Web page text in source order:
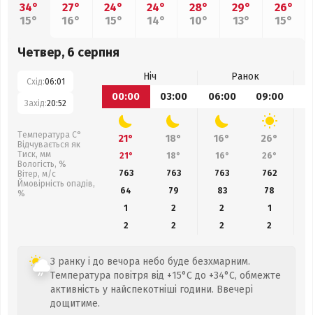
34°
15°
27°
16°
24°
15°
24°
14°
28°
10°
29°
13°
26°
15°
Четвер, 6 серпня
Схід:06:01
Захід:20:52
Температура С°
Відчувається як
Тиск, мм
Вологість, %
Вітер, м/с
Ймовірність опадів,
%
Ніч
Ранок
00:00
03:00 06:00 09:00
21° 18° 16° 26°
21° 18° 16° 26°
763
763 763 762
64
79 83 78
1
2 2
1
2
2 2 2
З ранку і до вечора небо буде безхмарним.
Температура повітря від +15°C до +34°C, обмежте
активність у найспекотніші години. Ввечері
дощитиме.